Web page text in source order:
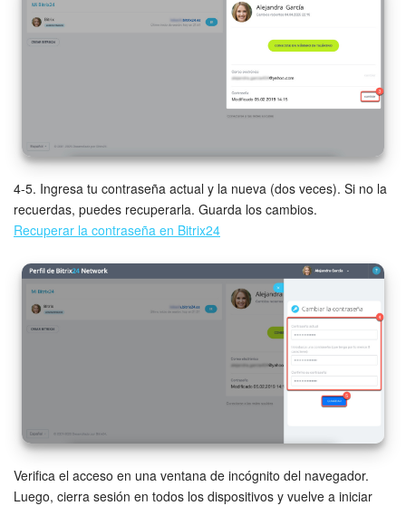
4-5. Ingresa tu contraseña actual y la nueva (dos veces). Si no la
recuerdas, puedes recuperarla. Guarda los cambios.
Recuperar la contraseña en Bitrix24
Verifica el acceso en una ventana de incógnito del navegador.
Luego, cierra sesión en todos los dispositivos y vuelve a iniciar